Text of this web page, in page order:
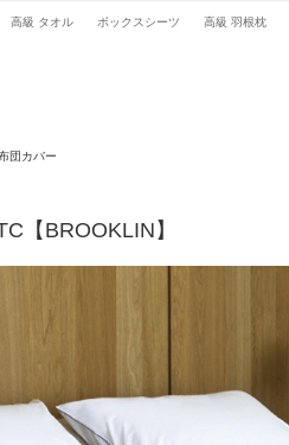
高級 タオル ボックスシーツ 高級 羽根枕
団カバー
【BROOKLIN】